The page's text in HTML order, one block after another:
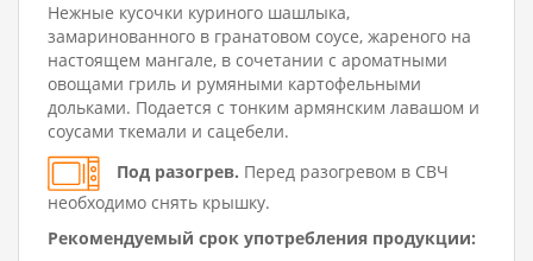
Нежные кусочки куриного шашлыка,
замаринованного в гранатовом соусе, жареного на
настоящем мангале, в сочетании с ароматными
овощами гриль и румяными картофельными
дольками. Подается с тонким армянским лавашом и
соусами ткемали и сацебели.
Под разогрев. Перед разогревом в СВЧ
необходимо снять крышку.
Рекомендуемый срок употребления продукции: